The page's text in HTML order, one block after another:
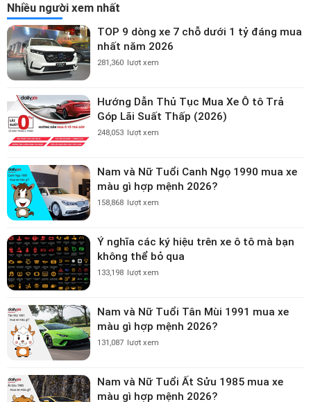
Nhiều người xem nhất
TOP 9 dòng xe 7 chỗ dưới 1 tỷ đáng mua
nhất năm 2026
281,360 lượt xem
Hướng Dẫn Thủ Tục Mua Xe Ô tô Trả
Góp Lãi Suất Thấp (2026)
248,053 lượt xem
Nam và Nữ Tuổi Canh Ngọ 1990 mua xe
màu gì hợp mệnh 2026?
158,868 lượt xem
Ý nghĩa các ký hiệu trên xe ô tô mà bạn
không thể bỏ qua
133,198 lượt xem
Nam và Nữ Tuổi Tân Mùi 1991 mua xe
màu gì hợp mệnh 2026?
131,087 lượt xem
Nam và Nữ Tuổi Ất Sửu 1985 mua xe
màu gì hợp mệnh 2026?